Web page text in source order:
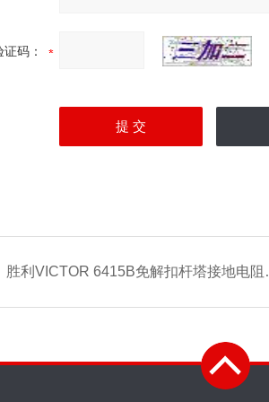
证码：
胜利VICTOR 6415B免解扣杆塔接地电阻测试仪